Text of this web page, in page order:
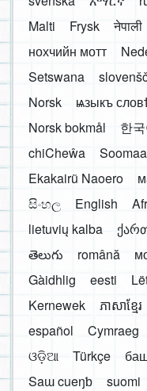
Malti
Frysk नेपाली
нохчийн мотт
Setswana
Norsk
ѩзыкъ
Norsk bokmål
한
chiCheŵa
Ekakairũ Naoero
සිංහල
English
lietuvių kalba
తెలుగు
română
Gàidhlig
eesti
Kernewek
ភាសាខ្មែរ
español
Cymraeg
ଓଡ଼ିଆ
Türkçe
Saɯ cueŋƅ
suomi